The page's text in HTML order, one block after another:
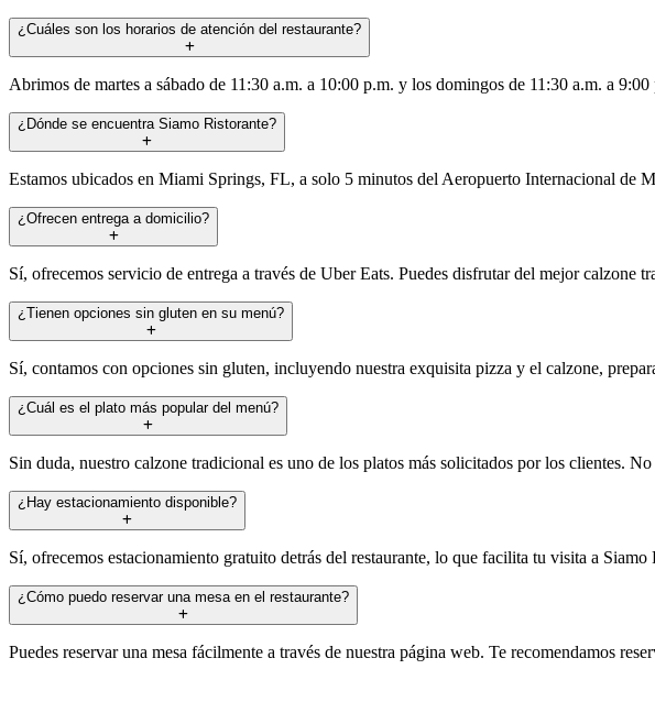
¿Cuáles son los horarios de atención del restaurante?
Abrimos de martes a sábado de 11:30 a.m. a 10:00 p.m. y los domingos de 11:30 a.m. a
¿Dónde se encuentra Siamo Ristorante?
Estamos ubicados en Miami Springs, FL, a solo 5 minutos del Aeropuerto Internacional de
¿Ofrecen entrega a domicilio?
Sí, ofrecemos servicio de entrega a través de Uber Eats. Puedes disfrutar del mejor calzone
¿Tienen opciones sin gluten en su menú?
Sí, contamos con opciones sin gluten, incluyendo nuestra exquisita pizza y el calzone,
¿Cuál es el plato más popular del menú?
Sin duda, nuestro calzone tradicional es uno de los platos más solicitados por los clientes.
¿Hay estacionamiento disponible?
Sí, ofrecemos estacionamiento gratuito detrás del restaurante, lo que facilita tu visita a
¿Cómo puedo reservar una mesa en el restaurante?
Puedes reservar una mesa fácilmente a través de nuestra página web. Te recomendamos